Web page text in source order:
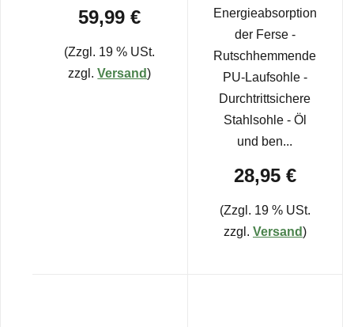
59,99 €
(Zzgl. 19 % USt.
zzgl.Versand)
Energieabsorption
der Ferse -
Rutschhemmende
PU-Laufsohle -
Durchtrittsichere
Stahlsohle - Öl
und ben...
28,95 €
(Zzgl. 19 % USt.
zzgl. Versand)